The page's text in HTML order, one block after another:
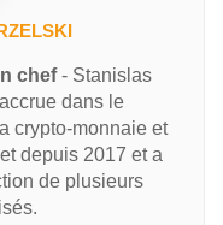
chef- Stanislas
dans le
crypto-monnaie et
depuis 2017 et a
de plusieurs